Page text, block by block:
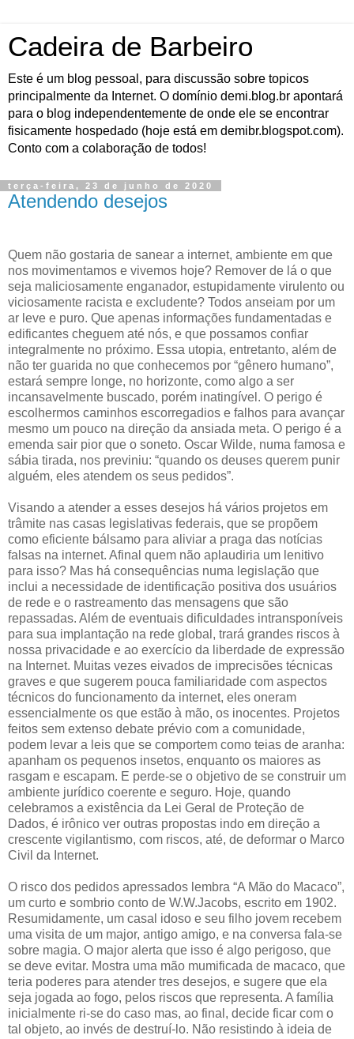
Cadeira de Barbeiro
Este é um blog pessoal, para discussão sobre topicos
principalmente da Internet. O domínio demi.blog.br apontará
para o blog independentemente de onde ele se encontrar
fisicamente hospedado (hoje está em demibr.blogspot.com).
Conto com a colaboração de todos!
terça-feira, 23 de junho de 2020
Atendendo desejos
Quem não gostaria de sanear a internet, ambiente em que
nos movimentamos e vivemos hoje? Remover de lá o que
seja maliciosamente enganador, estupidamente virulento ou
viciosamente racista e excludente? Todos anseiam por um
ar leve e puro. Que apenas informações fundamentadas e
edificantes cheguem até nós, e que possamos confiar
integralmente no próximo. Essa utopia, entretanto, além de
não ter guarida no que conhecemos por “gênero humano”,
estará sempre longe, no horizonte, como algo a ser
incansavelmente buscado, porém inatingível. O perigo é
escolhermos caminhos escorregadios e falhos para avançar
mesmo um pouco na direção da ansiada meta. O perigo é a
emenda sair pior que o soneto. Oscar Wilde, numa famosa e
sábia tirada, nos previniu: “quando os deuses querem punir
alguém, eles atendem os seus pedidos”.
Visando a atender a esses desejos há vários projetos em
trâmite nas casas legislativas federais, que se propõem
como eficiente bálsamo para aliviar a praga das notícias
falsas na internet. Afinal quem não aplaudiria um lenitivo
para isso? Mas há consequências numa legislação que
inclui a necessidade de identificação positiva dos usuários
de rede e o rastreamento das mensagens que são
repassadas. Além de eventuais dificuldades intransponíveis
para sua implantação na rede global, trará grandes riscos à
nossa privacidade e ao exercício da liberdade de expressão
na Internet. Muitas vezes eivados de imprecisões técnicas
graves e que sugerem pouca familiaridade com aspectos
técnicos do funcionamento da internet, eles oneram
essencialmente os que estão à mão, os inocentes. Projetos
feitos sem extenso debate prévio com a comunidade,
podem levar a leis que se comportem como teias de aranha:
apanham os pequenos insetos, enquanto os maiores as
rasgam e escapam. E perde-se o objetivo de se construir um
ambiente jurídico coerente e seguro. Hoje, quando
celebramos a existência da Lei Geral de Proteção de
Dados, é irônico ver outras propostas indo em direção a
crescente vigilantismo, com riscos, até, de deformar o Marco
Civil da Internet.
O risco dos pedidos apressados lembra “A Mão do Macaco”,
um curto e sombrio conto de W.W.Jacobs, escrito em 1902.
Resumidamente, um casal idoso e seu filho jovem recebem
uma visita de um major, antigo amigo, e na conversa fala-se
sobre magia. O major alerta que isso é algo perigoso, que
se deve evitar. Mostra uma mão mumificada de macaco, que
teria poderes para atender tres desejos, e sugere que ela
seja jogada ao fogo, pelos riscos que representa. A família
inicialmente ri-se do caso mas, ao final, decide ficar com o
tal objeto, ao invés de destruí-lo. Não resistindo à ideia de